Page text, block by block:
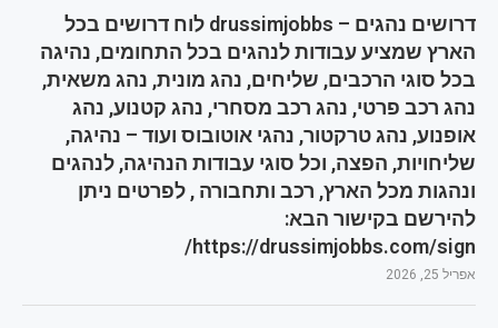
דרושים נהגים – drussimjobbs לוח דרושים בכל
הארץ שמציע עבודות לנהגים בכל התחומים, נהיגה
בכל סוגי הרכבים, שליחים, נהג מונית, נהג משאית,
נהג רכב פרטי, נהג רכב מסחרי, נהג קטנוע, נהג
אופנוע, נהג טרקטור, נהגי אוטובוס ועוד – נהיגה,
שליחויות, הפצה, וכל סוגי עבודות הנהיגה, לנהגים
ונהגות מכל הארץ, רכב ותחבורה , לפרטים ניתן
להירשם בקישור הבא:
https://drussimjobbs.com/sign/
אפריל 25, 2026